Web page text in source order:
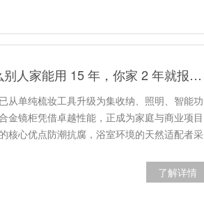
同样是镜柜，为什么别人家能用 15 年，你家 2 年就报废？
从单纯梳妆工具升级为集收纳、照明、智能功
金镜柜凭借卓越性能，正成为家庭与商业项目
核心优点防潮抗腐，浴室环境的天然适配者采
了解详情